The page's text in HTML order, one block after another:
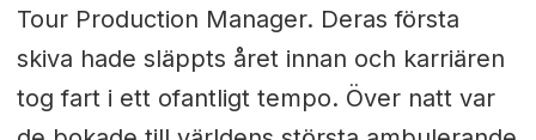
Tour Production Manager. Deras första
skiva hade släppts året innan och karriären
tog fart i ett ofantligt tempo. Över natt var